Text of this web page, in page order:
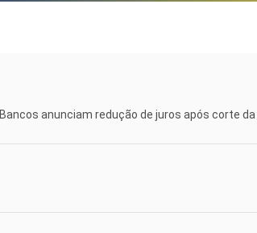
Bancos anunciam redução de juros após corte da